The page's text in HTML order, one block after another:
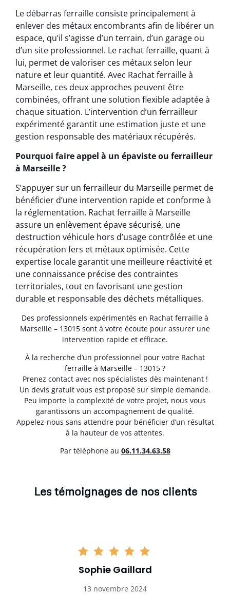
Le débarras ferraille consiste principalement à
enlever des métaux encombrants afin de libérer un
espace, qu’il s’agisse d’un terrain, d’un garage ou
d’un site professionnel. Le rachat ferraille, quant à
lui, permet de valoriser ces métaux selon leur
nature et leur quantité. Avec Rachat ferraille à
Marseille, ces deux approches peuvent être
combinées, offrant une solution flexible adaptée à
chaque situation. L’intervention d’un ferrailleur
expérimenté garantit une estimation juste et une
gestion responsable des matériaux récupérés.
Pourquoi faire appel à un épaviste ou ferrailleur
à Marseille ?
S’appuyer sur un ferrailleur du Marseille permet de
bénéficier d’une intervention rapide et conforme à
la réglementation. Rachat ferraille à Marseille
assure un enlèvement épave sécurisé, une
destruction véhicule hors d’usage contrôlée et une
récupération fers et métaux optimisée. Cette
expertise locale garantit une meilleure réactivité et
une connaissance précise des contraintes
territoriales, tout en favorisant une gestion
durable et responsable des déchets métalliques.
Des professionnels expérimentés en Rachat ferraille à
Marseille – 13015 sont à votre écoute pour assurer une
intervention rapide et efficace.
À la recherche d’un professionnel pour votre Rachat
ferraille à Marseille – 13015 ?
Prenez contact avec nos spécialistes dès maintenant !
Un devis gratuit vous est proposé sur simple demande.
Peu importe la complexité de votre projet, nous vous
garantissons un accompagnement de qualité.
Appelez-nous sans attendre pour bénéficier d’un résultat
à la hauteur de vos attentes.
Par téléphone au 06.11.34.63.58
Les témoignages de nos clients
Sophie Gaillard
13 novembre 2024